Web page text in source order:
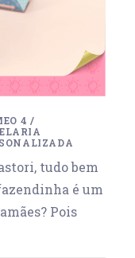
4 /
tudo bem
é um
Pois